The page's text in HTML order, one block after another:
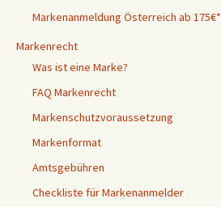
Markenanmeldung Österreich ab 175€*
Markenrecht
Was ist eine Marke?
FAQ Markenrecht
Markenschutzvoraussetzung
Markenformat
Amtsgebühren
Checkliste für Markenanmelder